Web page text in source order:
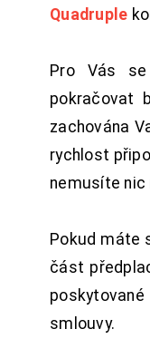
Quadruple
Pro Vás se
pokračovat
zachována
rychlost
nemusíte
Pokud máte
část
smlouvy.